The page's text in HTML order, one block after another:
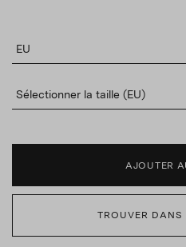
EU
Sélectionner la taille (EU)
TROUVER